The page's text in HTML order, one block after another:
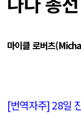
마이클 로버츠
[번역자주] 28일